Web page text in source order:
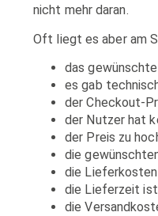
nicht mehr daran.
Oft liegt es aber am
das
es gab
der Checkout-
der Nutzer hat
der Preis zu
die
die
die Lieferzeit
die